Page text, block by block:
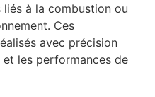
à la combustion ou
Ces
avec précision
les performances de